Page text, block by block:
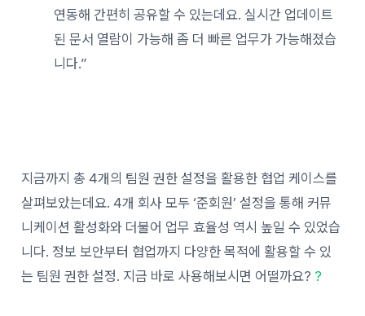
연동해 간편히 공유할 수 있는데요. 실시간 업데이트
된 문서 열람이 가능해 좀 더 빠른 업무가 가능해졌습
니다.”
지금까지 총 4개의 팀원 권한 설정을 활용한 협업 케이스를
살펴보았는데요. 4개 회사 모두 ‘준회원’ 설정을 통해 커뮤
니케이션 활성화와 더불어 업무 효율성 역시 높일 수 있었습
니다. 정보 보안부터 협업까지 다양한 목적에 활용할 수 있
는 팀원 권한 설정. 지금 바로 사용해보시면 어떨까요? ?